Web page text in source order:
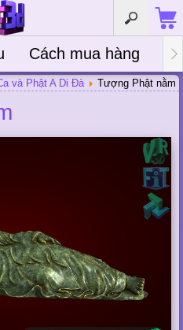
Cách mua hàng
và Phật A Di Đà Tượng Phật nằm